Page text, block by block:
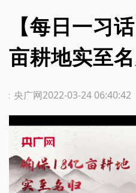
【每日一习
亩耕地实至
2022-03-24 06:40:42
：央广网